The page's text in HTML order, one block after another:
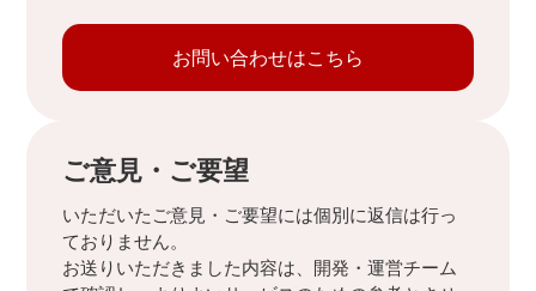
お問い合わせはこちら
ご意見・ご要望
いただいたご意見・ご要望には個別に返信は行っ
ておりません。
お送りいただきました内容は、開発・運営チーム